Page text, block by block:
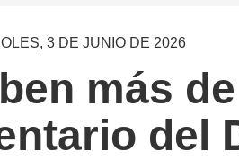
3 DE JUNIO DE 2026
más
del